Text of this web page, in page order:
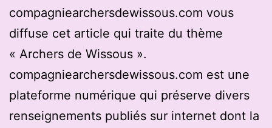
compagniearchersdewissous.com vous
diffuse cet article qui traite du thème
« Archers de Wissous ».
compagniearchersdewissous.com est une
plateforme numérique qui préserve divers
renseignements publiés sur internet dont la